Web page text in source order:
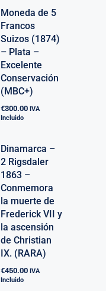
Moneda de 5
Francos
Suizos (1874)
– Plata –
Excelente
Conservación
(MBC+)
€300.00 IVA
Incluido
Dinamarca –
2 Rigsdaler
1863 –
Conmemora
la muerte de
Frederick VII y
la ascensión
de Christian
IX. (RARA)
€450.00 IVA
Incluido